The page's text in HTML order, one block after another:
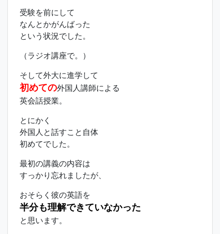
受験を前にして
なんとかがんばった
という状況でした。
（ラジオ講座で。）
そして外大に進学して
初めての外国人講師による
英会話授業。
とにかく
外国人と話すこと自体
初めてでした。
最初の講義の内容は
すっかり忘れましたが、
おそらく彼の英語を
半分も理解できていなかった
と思います。